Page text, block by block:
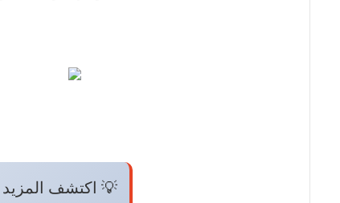
💡 اكتشف